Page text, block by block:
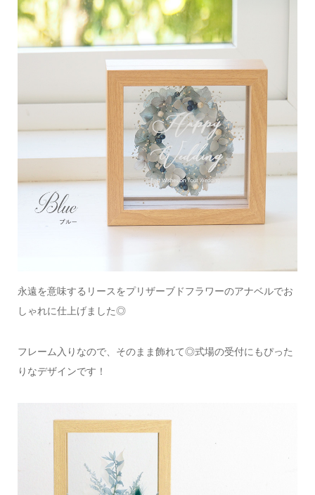
永遠を意味するリースをプリザーブドフラワーのアナベルでお
しゃれに仕上げました◎
フレーム入りなので、そのまま飾れて◎式場の受付にもぴった
りなデザインです！